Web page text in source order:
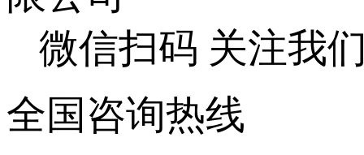
微信扫码 关注我
全国咨询热线